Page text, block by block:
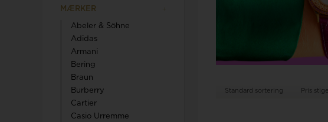
MÆRKER
Abeler & Söhne
Adidas
Armani
Bering
Braun
Burberry
Cartier
Casio Urremme
Standard sortering Pris